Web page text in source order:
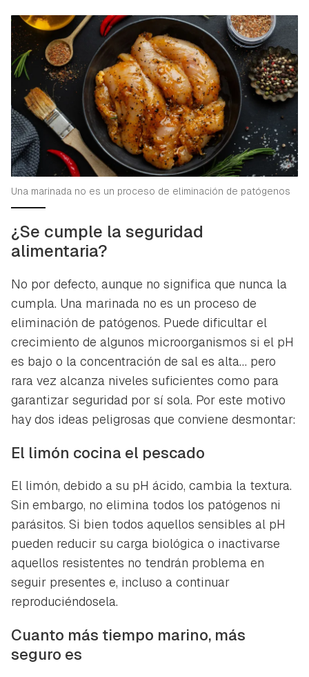
Una marinada no es un proceso de eliminación de patógenos
¿Se cumple la seguridad
alimentaria?
No por defecto, aunque no significa que nunca la
cumpla. Una marinada no es un proceso de
eliminación de patógenos. Puede dificultar el
crecimiento de algunos microorganismos si el pH
es bajo o la concentración de sal es alta… pero
rara vez alcanza niveles suficientes como para
garantizar seguridad por sí sola. Por este motivo
hay dos ideas peligrosas que conviene desmontar:
El limón cocina el pescado
El limón, debido a su pH ácido, cambia la textura.
Sin embargo, no elimina todos los patógenos ni
parásitos. Si bien todos aquellos sensibles al pH
pueden reducir su carga biológica o inactivarse
aquellos resistentes no tendrán problema en
seguir presentes e, incluso a continuar
reproduciéndosela.
Cuanto más tiempo marino, más
seguro es